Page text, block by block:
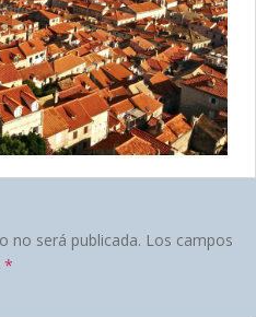
no será publicada. Los campos
*